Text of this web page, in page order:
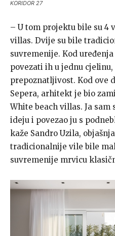
KORIDOR 27
– U tom projektu bile su 4
villas. Dvije su bile
suvremenije. Kod
povezati ih u jednu
prepoznatljivost. Kod ove
Sepera, arhitekt je bio
White beach villas. Ja sam
ideju i povezao ju s
kaže Sandro Uzila,
tradicionalnije vile bile
suvremenije mrvicu